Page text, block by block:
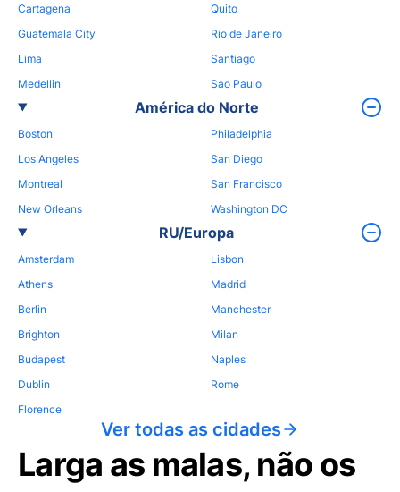
Cartagena
Guatemala City
Lima
Medellin
Quito
Rio de Janeiro
Santiago
Sao Paulo
América do Norte
Boston
Los Angeles
Montreal
New Orleans
Philadelphia
San Diego
San Francisco
Washington DC
RU/Europa
Amsterdam
Athens
Berlin
Brighton
Budapest
Dublin
Florence
Lisbon
Madrid
Manchester
Milan
Naples
Rome
Ver todas as cidades
Larga as malas, não os